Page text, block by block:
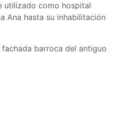
utilizado como hospital
Ana hasta su inhabilitación
barroca del antiguo